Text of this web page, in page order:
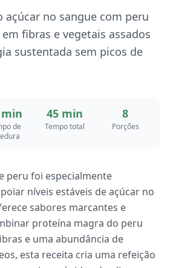
no sangue com peru
fibras e vegetais assados
sustentada sem picos de
de
45 min
Tempo total
8
Porções
peru foi especialmente
níveis estáveis de açúcar no
sabores marcantes e
proteína magra do peru
e uma abundância de
esta receita cria uma refeição